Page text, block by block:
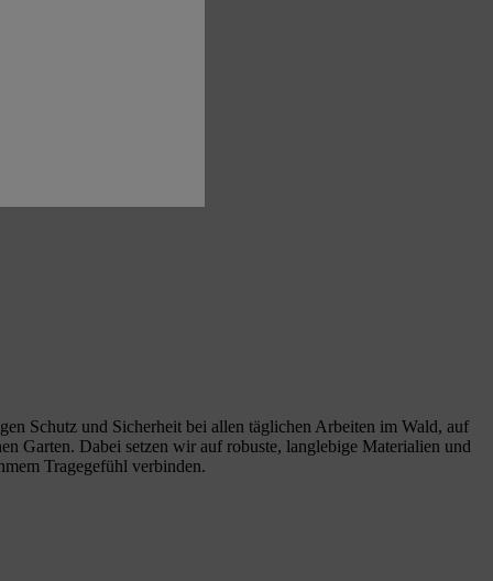
Schutz und Sicherheit bei allen täglichen Arbeiten im Wald, auf
Garten. Dabei setzen wir auf robuste, langlebige Materialien und
Tragegefühl verbinden.